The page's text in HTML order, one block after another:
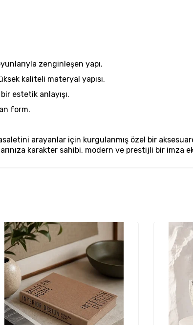
zenginleşen yapı.
kaliteli materyal yapısı.
estetik anlayışı.
form.
arayanlar için kurgulanmış özel bir
karakter sahibi, modern ve prestijli bir imza